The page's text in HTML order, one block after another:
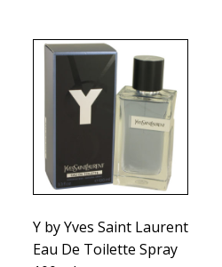
Y by Yves Saint Laurent
Eau De Toilette Spray